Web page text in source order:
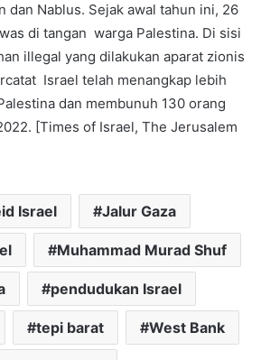
dan Nablus. Sejak awal tahun ini, 26
di tangan warga Palestina. Di sisi
illegal yang dilakukan aparat zionis
Israel telah menangkap lebih
dan membunuh 130 orang
[Times of Israel, The Jerusalem
Israel Jalur Gaza
Muhammad Murad Shuf
pendudukan Israel
tepi barat West Bank